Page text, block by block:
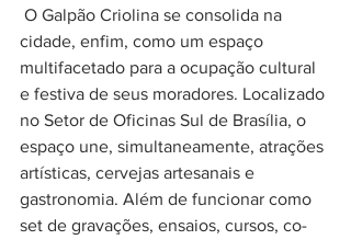
cidade, enfim, como um espaço
multifacetado para a ocupação cultural
e festiva de seus moradores. Localizado
no Setor de Oficinas Sul de Brasília, o
espaço une, simultaneamente, atrações
artísticas, cervejas artesanais e
gastronomia. Além de funcionar como
set de gravações, ensaios, cursos, co-